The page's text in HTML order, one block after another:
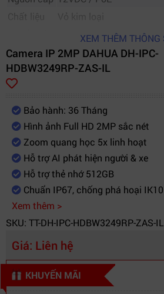
vệ
IP67, IK10
Màu sắc
Đen / Trắng
Tính năng
Dolynk Care,
XEM THÊM THÔNG
Camera IP 2MP DAHUA DH-IPC-
HDBW3249RP-ZAS-IL
Bảo hành: 36 Tháng
Hình ảnh Full HD 2MP sắc nét
Zoom quang học 5x linh hoạt
Hỗ trợ AI phát hiện người & xe
Hỗ trợ thẻ nhớ 512GB
Chuẩn IP67, chống phá hoại IK10
Xem thêm >
SKU: TT-DH-IPC-HDBW3249RP-ZAS-IL
Giá: Liên hệ
KHUYẾN MÃI